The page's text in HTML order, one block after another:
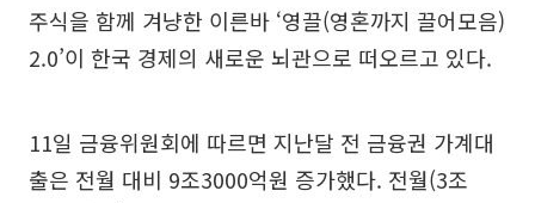
주식을 함께 겨냥한 이른바 ‘영끌(영혼까지 끌어모음)
2.0’이 한국 경제의 새로운 뇌관으로 떠오르고 있다.
11일 금융위원회에 따르면 지난달 전 금융권 가계대
출은 전월 대비 9조3000억원 증가했다. 전월(3조